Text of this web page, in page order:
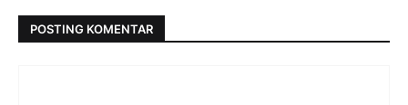
POSTING KOMENTAR